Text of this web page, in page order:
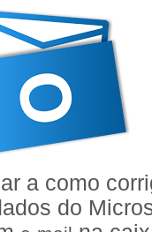
a como
do